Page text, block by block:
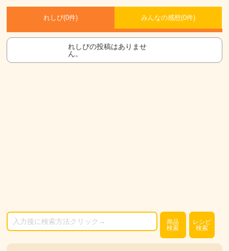
れしぴ(0件) みんなの感想(0件)
れしぴの投稿はありませ
ん。
商品
検索
レシピ
検索